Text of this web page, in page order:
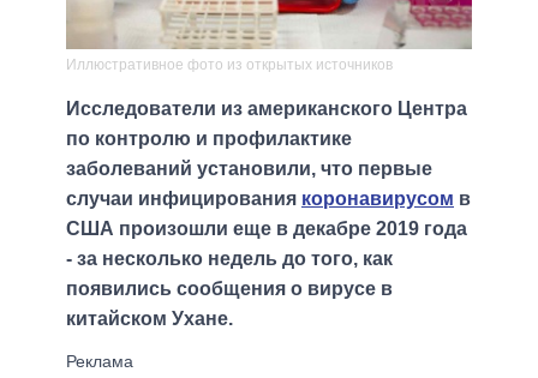
Иллюстративное фото из открытых источников
Исследователи из американского Центра
по контролю и профилактике
заболеваний установили, что первые
случаи инфицирования коронавирусом в
США произошли еще в декабре 2019 года
- за несколько недель до того, как
появились сообщения о вирусе в
китайском Ухане.